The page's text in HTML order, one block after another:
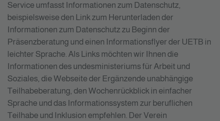
Service umfasst Informationen zum Datenschutz,
beispielsweise den Link zum Herunterladen der
Informationen zum Datenschutz zu Beginn der
Präsenzberatung und einen Informationsflyer der UETB in
leichter Sprache. Als Links möchten wir Ihnen die
Informationen des undesministeriums für Arbeit und
Soziales, die Webseite der Ergänzende unabhängige
Teilhabeberatung, den Wochenrückblick in einfacher
Sprache und das Informationssystem zur beruflichen
Teilhabe und Inklusion empfehlen. Der Verein